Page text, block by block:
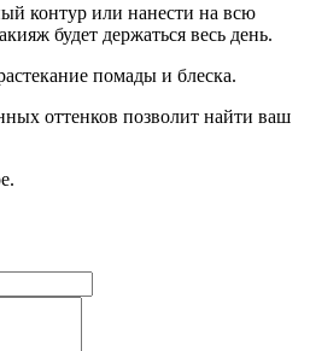
контур или нанести на всю
будет держаться весь день.
помады и блеска.
оттенков позволит найти ваш